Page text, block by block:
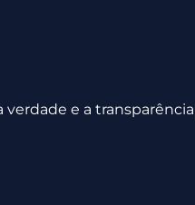
e a